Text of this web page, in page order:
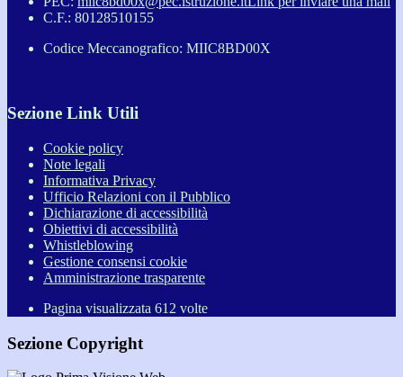
C.F.: 80128510155
Codice Meccanografico: MIIC8BD00X
Sezione Link Utili
Cookie policy
Note legali
Informativa Privacy
Ufficio Relazioni con il Pubblico
Dichiarazione di accessibilità
Obiettivi di accessibilità
Whistleblowing
Gestione consensi cookie
Amministrazione trasparente
Pagina visualizzata 612 volte
Sezione Copyright